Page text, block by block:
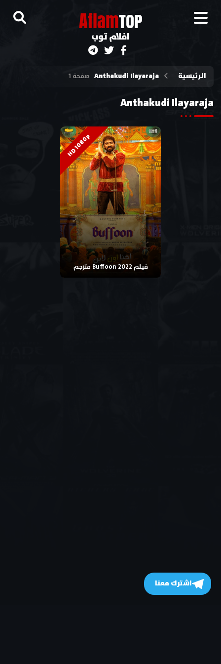
AflamTOP
افلام توب
الرئيسية Anthakudi Ilayaraja صفحة 1
Anthakudi Ilayaraja
HD 1080p
فيلم Buffoon 2022 مترجم
اشترك معنا